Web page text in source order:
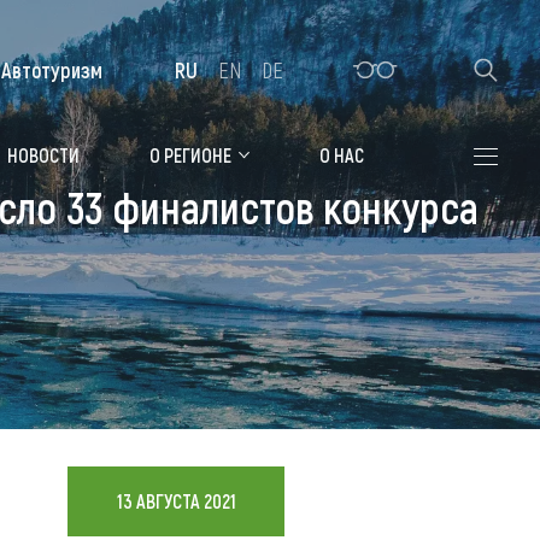
Алтайская зимовка
Где остановиться
Санатории
Гостиницы, отели
Коттеджи, базы
Сельские усадьбы
Мотели, придорожные отели
НОВОСТИ О РЕГИОНЕ О НАС
Автотуризм RU EN DE
33 финалистов конкурса
13 АВГУСТА 2021